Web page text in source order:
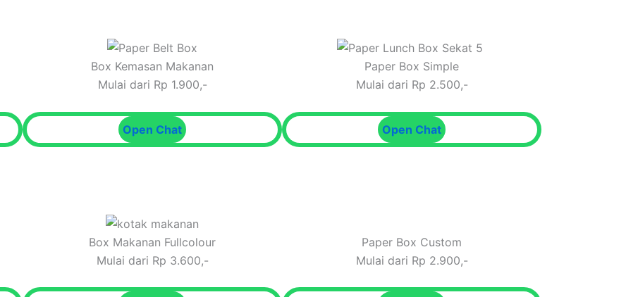
Box Kemasan Makanan
Mulai dari Rp 1.900,-
Open Chat
Paper Box Simple
Mulai dari Rp 2.500,-
Open Chat
Box Makanan Fullcolour
Mulai dari Rp 3.600,-
Paper Box Custom
Mulai dari Rp 2.900,-